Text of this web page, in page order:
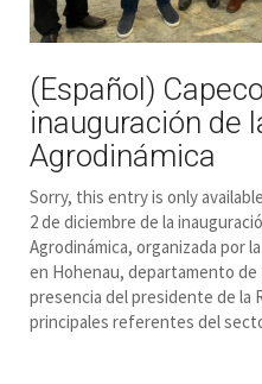
(Español)
inauguración de
Agrodinámica
Sorry, this entry is only
2 de diciembre de la
Agrodinámica, organizada por
en Hohenau, departamento
presencia del presidente de la
principales referentes del